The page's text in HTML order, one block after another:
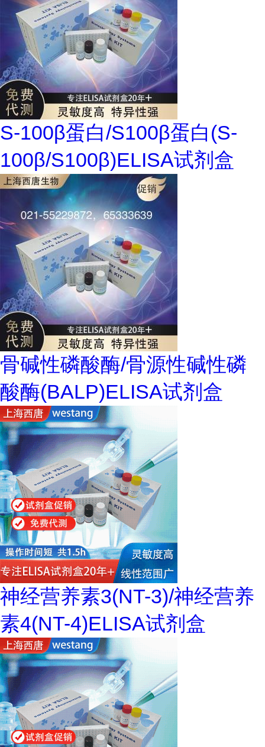
S-100β蛋白/S100β蛋白(S-
100β/S100β)ELISA试剂盒
骨碱性磷酸酶/骨源性碱性磷
酸酶(BALP)ELISA试剂盒
神经营养素3(NT-3)/神经营养
素4(NT-4)ELISA试剂盒